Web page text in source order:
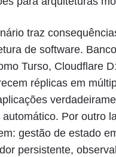
traz
de software.
Turso, Cloudflare
réplicas em
Por outro
gestão de estado
persistente,